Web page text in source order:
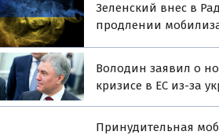
Зеленский внес в
продлении
Володин заявил о
кризисе в ЕС из-за
Принудительная